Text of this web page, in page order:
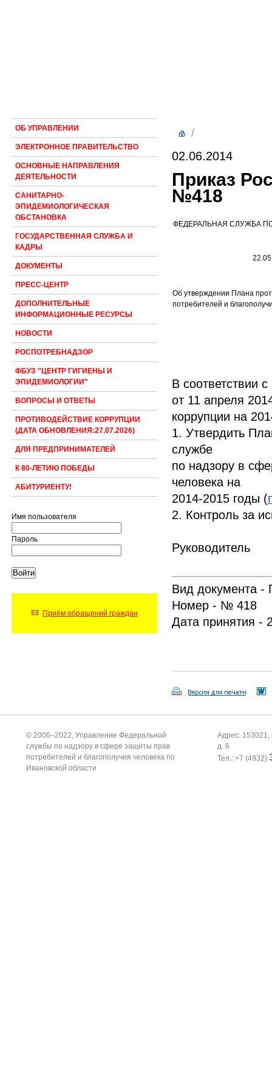
ОБ УПРАВЛЕНИИ
ЭЛЕКТРОННОЕ ПРАВИТЕЛЬСТВО
ОСНОВНЫЕ НАПРАВЛЕНИЯ
ДЕЯТЕЛЬНОСТИ
САНИТАРНО-
ЭПИДЕМИОЛОГИЧЕСКАЯ
ОБСТАНОВКА
ГОСУДАРСТВЕННАЯ СЛУЖБА И
КАДРЫ
ДОКУМЕНТЫ
ПРЕСС-ЦЕНТР
ДОПОЛНИТЕЛЬНЫЕ
ИНФОРМАЦИОННЫЕ РЕСУРСЫ
НОВОСТИ
РОСПОТРЕБНАДЗОР
ФБУЗ "ЦЕНТР ГИГИЕНЫ И
ЭПИДЕМИОЛОГИИ"
ВОПРОСЫ И ОТВЕТЫ
ПРОТИВОДЕЙСТВИЕ КОРРУПЦИИ
(ДАТА ОБНОВЛЕНИЯ:27.07.2026)
ДЛЯ ПРЕДПРИНИМАТЕЛЕЙ
К 80-ЛЕТИЮ ПОБЕДЫ
АБИТУРИЕНТУ!
Имя пользователя
Пароль
Приём обращений граждан
/
02.06.2014
Приказ
№418
ФЕДЕРАЛЬНАЯ СЛУЖБА
Об утверждении Плана
потребителей и
В соответствии
от 11 апреля
коррупции на
1. Утвердить
службе
по надзору в
человека на
2014-2015 годы (
2. Контроль за
Вид документа -
Номер - № 418
Дата принятия -
© 2006–2022, Управление Федеральной
службы по надзору в сфере защиты прав
потребителей и благополучия человека по
Ивановской области
Адрес: 153021,
д. 6
Тел.: +7 (4932)